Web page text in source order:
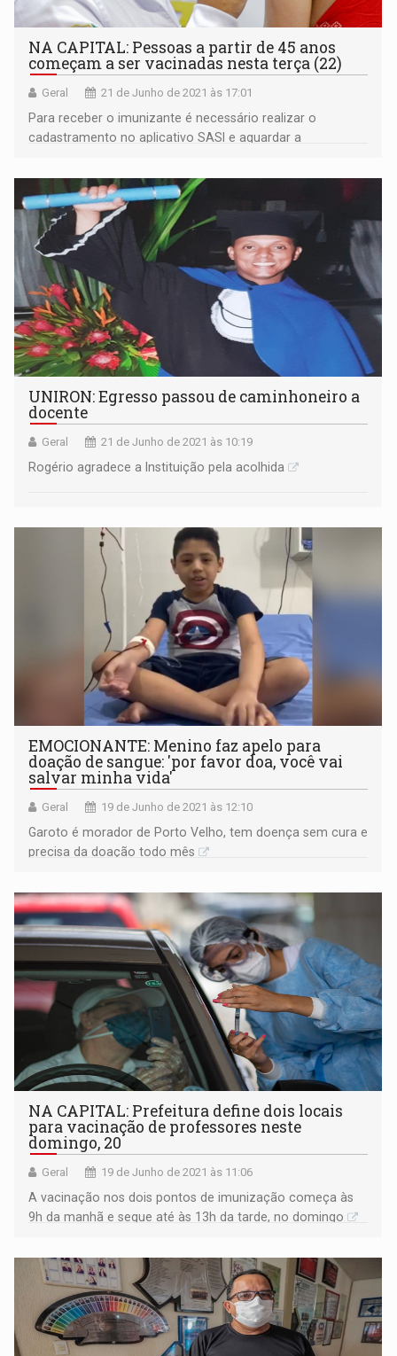
NA CAPITAL: Pessoas a partir de 45 anos
começam a ser vacinadas nesta terça (22)
Geral 21 de Junho de 2021 às 17:01
Para receber o imunizante é necessário realizar o
cadastramento no aplicativo SASI e aguardar a
UNIRON: Egresso passou de caminhoneiro a
docente
Geral 21 de Junho de 2021 às 10:19
Rogério agradece a Instituição pela acolhida
EMOCIONANTE: Menino faz apelo para
doação de sangue: 'por favor doa, você vai
salvar minha vida'
Geral 19 de Junho de 2021 às 12:10
Garoto é morador de Porto Velho, tem doença sem cura e
precisa da doação todo mês
NA CAPITAL: Prefeitura define dois locais
para vacinação de professores neste
domingo, 20
Geral 19 de Junho de 2021 às 11:06
A vacinação nos dois pontos de imunização começa às
9h da manhã e segue até às 13h da tarde, no domingo